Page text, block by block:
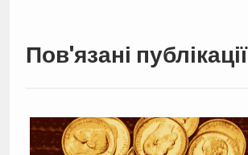
Пов'язані публікації